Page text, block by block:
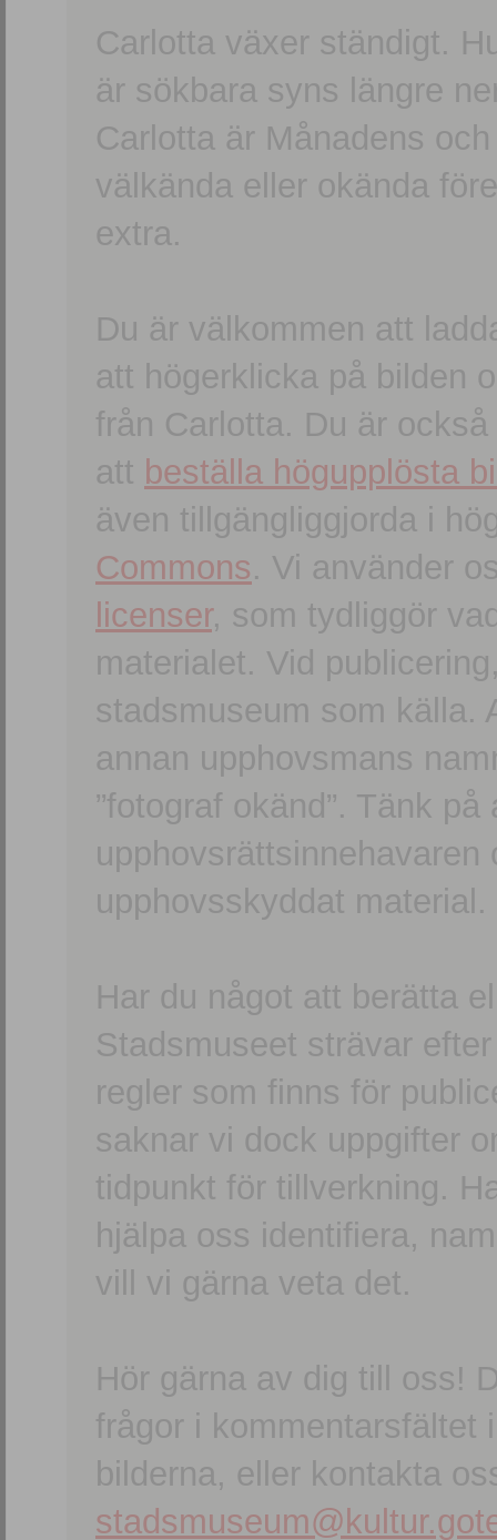
Carlotta växer ständigt.
är sökbara syns längre
Carlotta är Månadens
välkända eller okända
extra.
Du är välkommen att
att högerklicka på bilden
från Carlotta. Du är
att beställa högupplösta
även tillgängliggjorda i
Commons. Vi använder
licenser, som tydliggör
materialet. Vid
stadsmuseum som källa.
annan upphovsmans
”fotograf okänd”. Tänk
upphovsskyddat material.
Har du något att berätta
Stadsmuseet strävar
regler som finns för
saknar vi dock uppgifter
tidpunkt för tillverkning.
hjälpa oss identifiera,
vill vi gärna veta det.
Hör gärna av dig till oss!
frågor i kommentarsfältet
bilderna, eller kontakta